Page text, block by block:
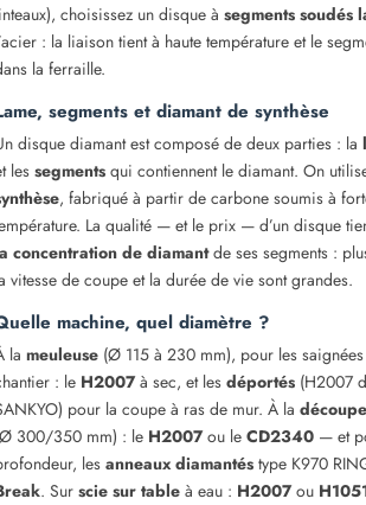
choisissez un disque à segments soudés
: la liaison tient à haute température et le
la ferraille.
segments et diamant de synthèse
disque diamant est composé de deux parties : la
les segments qui contiennent le diamant. On
, fabriqué à partir de carbone soumis à
La qualité — et le prix — d’un disque
concentration de diamantde ses segments :
vitesse de coupe et la durée de vie sont grandes.
machine, quel diamètre ?
la meuleuse (Ø 115 à 230 mm), pour les
: le H2007à sec, et les déportés (H2007
pour la coupe à ras de mur. À la
300/350 mm) : le H2007ou le CD2340 — et
les anneaux diamantés type K970
. Sur scie sur table à eau : H2007ou